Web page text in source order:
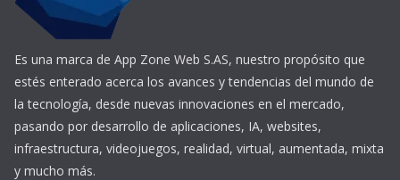
Es una marca de App Zone Web S.AS, nuestro propósito que
estés enterado acerca los avances y tendencias del mundo de
la tecnología, desde nuevas innovaciones en el mercado,
pasando por desarrollo de aplicaciones, IA, websites,
infraestructura, videojuegos, realidad, virtual, aumentada, mixta
y mucho más.